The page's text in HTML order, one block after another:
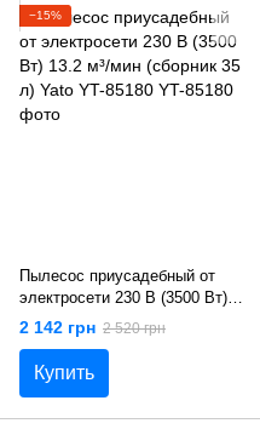
−15%
Пылесос приусадебный от
электросети 230 В (3500 Вт)
13.2 м³/мин (сборник 35 л) Yato
YT-85180
2 142 грн 2 520 грн
Купить